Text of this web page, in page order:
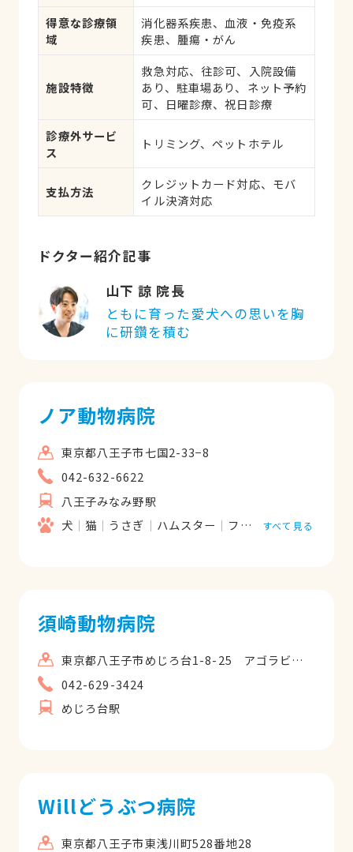
応、健康診断、各種検査、外
科手術
得意な診療領
域
消化器系疾患、血液・免疫系
疾患、腫瘍・がん
施設特徴
救急対応、往診可、入院設備
あり、駐車場あり、ネット予約
可、日曜診療、祝日診療
診療外サービ
ス
トリミング、ペットホテル
支払方法
クレジットカード対応、モバ
イル決済対応
ドクター紹介記事
山下 諒 院長
ともに育った愛犬への思いを胸
に研鑽を積む
ノア動物病院
東京都八王子市七国2-33−8
042-632-6622
八王子みなみ野駅
犬
猫 うさぎ ハムスター フェレット モルモッ
すべて見る
須崎動物病院
東京都八王子市めじろ台1-8-25 アゴラビルG101
042-629-3424
めじろ台駅
Willどうぶつ病院
東京都八王子市東浅川町528番地28